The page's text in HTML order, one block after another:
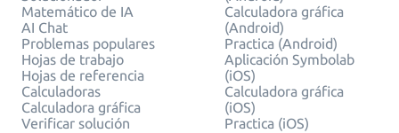
Matemático de IA
AI Chat
Problemas populares
Hojas de trabajo
Hojas de referencia
Calculadoras
Calculadora gráfica
Verificar solución
Calculadora gráfica
(Android)
Practica (Android)
Aplicación Symbolab
(iOS)
Calculadora gráfica
(iOS)
Practica (iOS)